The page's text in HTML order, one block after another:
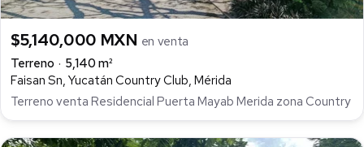
$5,140,000 MXN en venta
Terreno
5,140 m²
Faisan Sn, Yucatán Country Club, Mérida
Terreno venta Residencial Puerta Mayab Merida zona Country